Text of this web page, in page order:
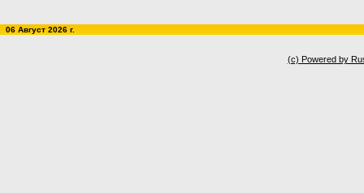
06 Август 2026 г.
(c) Powered by